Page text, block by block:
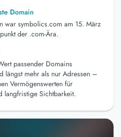
Domain
war symbolics.com am 15. März
der .com-Ära.
passender Domains
längst mehr als nur Adressen –
Vermögenswerten für
langfristige Sichtbarkeit.